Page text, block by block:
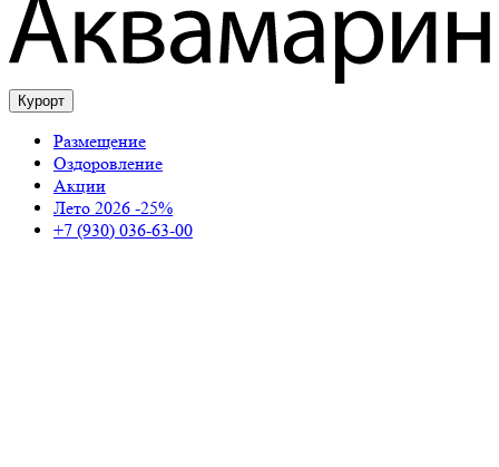
Курорт
Размещение
Оздоровление
Акции
Лето 2026 -25%
+7 (930) 036-63-00